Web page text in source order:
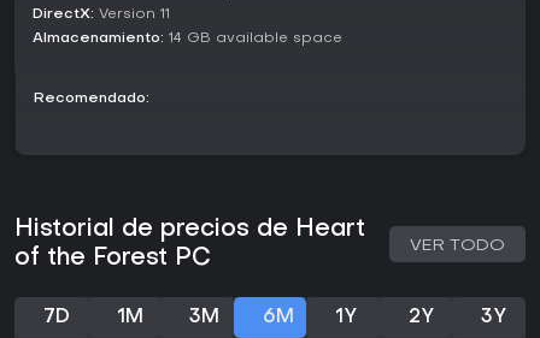
DirectX: Version 11
Almacenamiento: 14 GB available space
Recomendado:
Historial de precios de Heart
of the Forest PC
VER TODO
7D 1M 3M 6M 1Y 2Y 3Y